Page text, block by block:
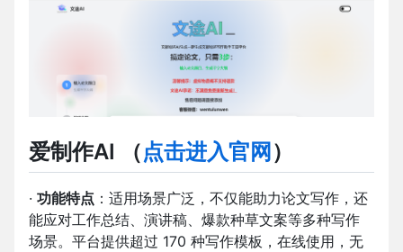
爱制作AI （点击进入官网）
· 功能特点 ：适用场景广泛，不仅能助力论文写作，还
能应对工作总结、演讲稿、爆款种草文案等多种写作
场景。平台提供超过 170 种写作模板，在线使用，无